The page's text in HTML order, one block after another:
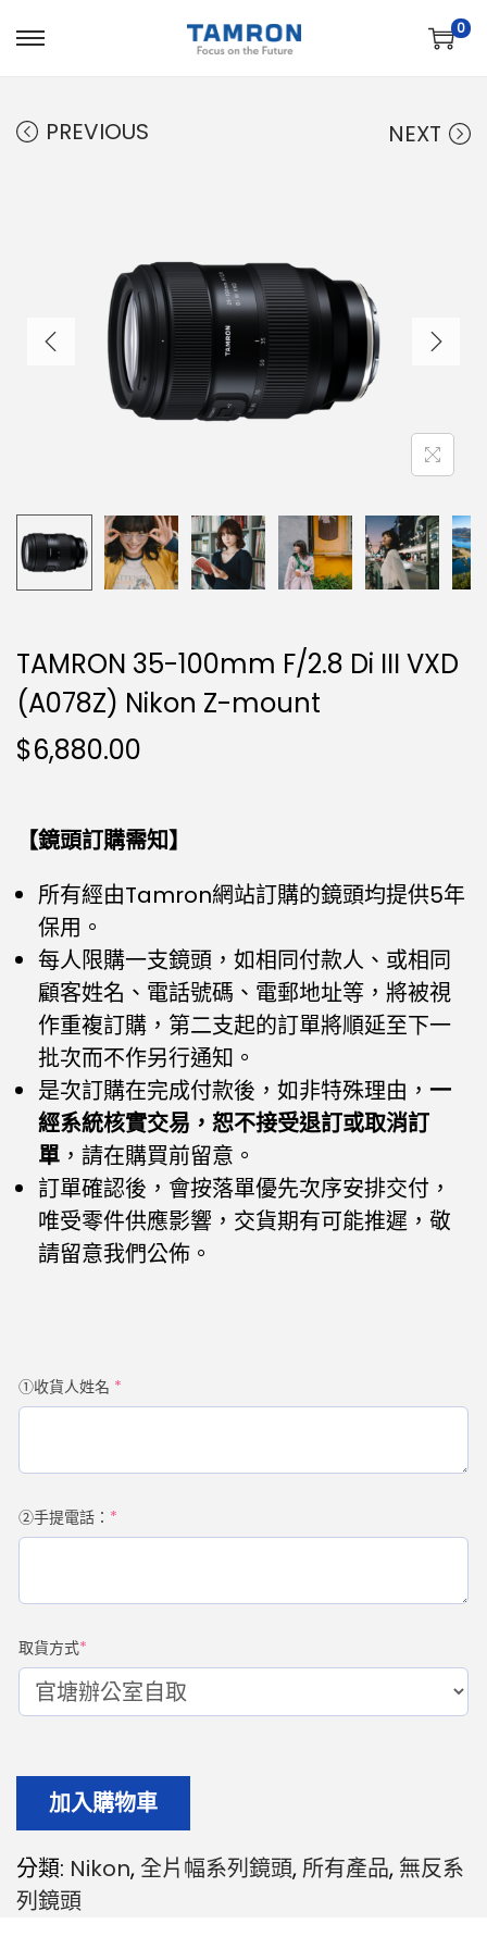
0
PREVIOUS NEXT
TAMRON 35-100mm F/2.8 Di III VXD
(A078Z) Nikon Z-mount
$6,880.00
【鏡頭訂購需知】
所有經由Tamron網站訂購的鏡頭均提供5年
保用。
每人限購一支鏡頭，如相同付款人、或相同
顧客姓名、電話號碼、電郵地址等，將被視
作重複訂購，第二支起的訂單將順延至下一
批次而不作另行通知。
是次訂購在完成付款後，如非特殊理由， 一
經系統核實交易，恕不接受退訂或取消訂
單 ，請在購買前留意。
訂單確認後，會按落單優先次序安排交付，
唯受零件供應影響，交貨期有可能推遲，敬
請留意我們公佈。
①收貨人姓名 *
②手提電話： *
取貨方式*
加入購物車
分類: Nikon, 全片幅系列鏡頭,所有產品, 無反系
列鏡頭